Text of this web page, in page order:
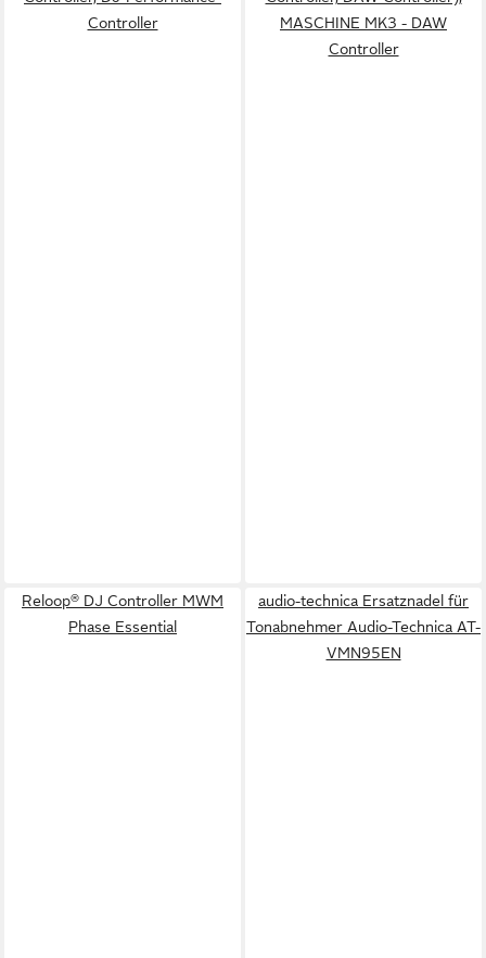
Controller
MASCHINE MK3 - DAW
Controller
Reloop® DJ Controller MWM
Phase Essential
audio-technica Ersatznadel für
Tonabnehmer Audio-Technica AT-
VMN95EN